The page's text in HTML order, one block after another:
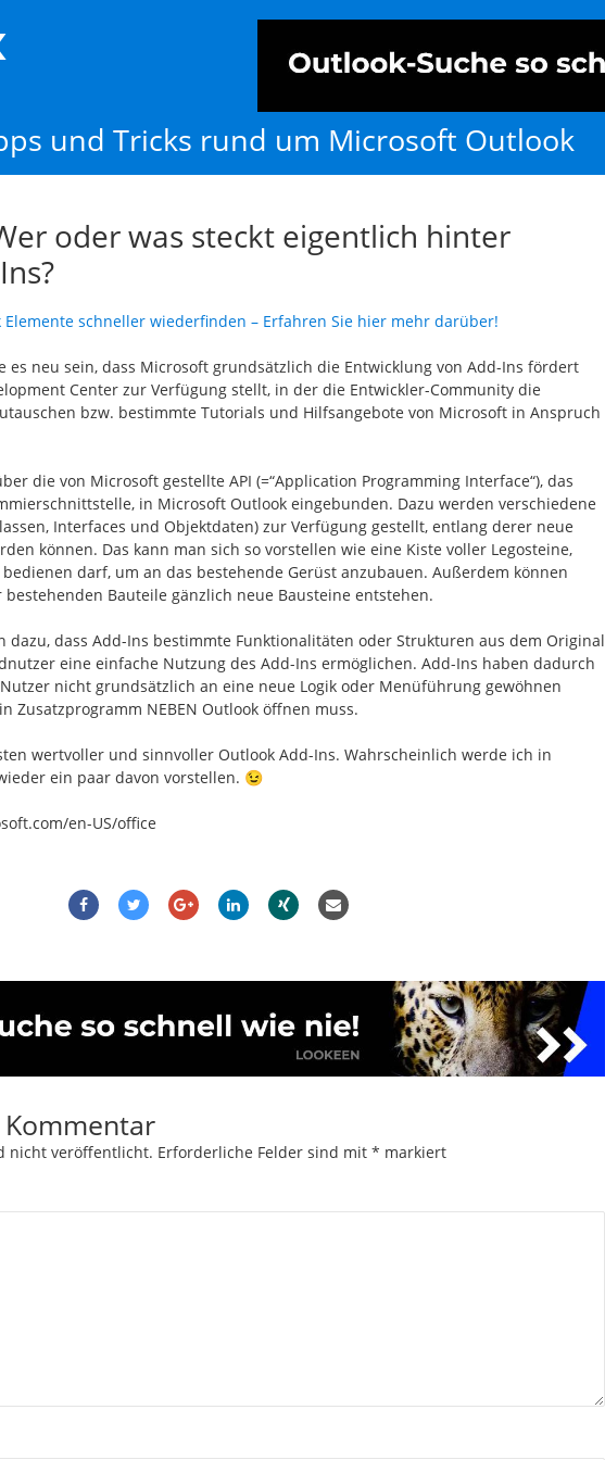
und Tricks rund um Microsoft Outlook
oder was steckt eigentlich hinter
Elemente schneller wiederfinden – Erfahren Sie hier mehr darüber!
es neu sein, dass Microsoft grundsätzlich die Entwicklung von Add-Ins fördert
Center zur Verfügung stellt, in der die Entwickler-Community die
bzw. bestimmte Tutorials und Hilfsangebote von Microsoft in Anspruch
die von Microsoft gestellte API (=“Application Programming Interface“), das
in Microsoft Outlook eingebunden. Dazu werden verschiedene
Interfaces und Objektdaten) zur Verfügung gestellt, entlang derer neue
können. Das kann man sich so vorstellen wie eine Kiste voller Legosteine,
darf, um an das bestehende Gerüst anzubauen. Außerdem können
Bauteile gänzlich neue Bausteine entstehen.
dazu, dass Add-Ins bestimmte Funktionalitäten oder Strukturen aus dem Original
eine einfache Nutzung des Add-Ins ermöglichen. Add-Ins haben dadurch
nicht grundsätzlich an eine neue Logik oder Menüführung gewöhnen
Zusatzprogramm NEBEN Outlook öffnen muss.
wertvoller und sinnvoller Outlook Add-Ins. Wahrscheinlich werde ich in
ein paar davon vorstellen. 😉
en-US/office
nicht veröffentlicht. Erforderliche Felder sind mit * markiert